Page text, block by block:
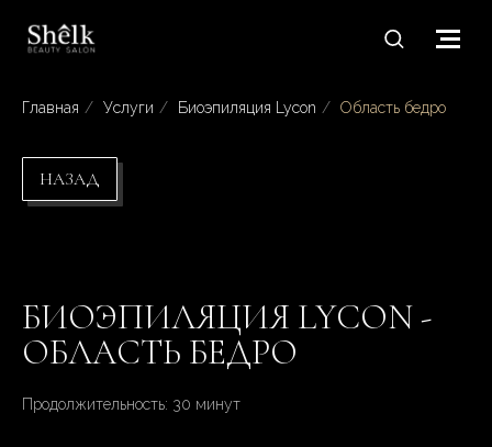
Главная / Услуги / Биоэпиляция Lycon / Область бедро
НАЗАД
БИОЭПИЛЯЦИЯ LYCON -
ОБЛАСТЬ БЕДРО
Продолжительность: 30 минут